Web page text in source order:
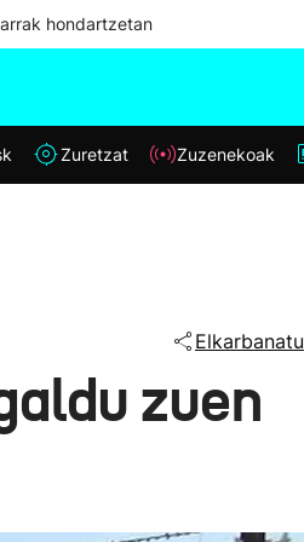
hondartzetan
Zuretzat Zuzenekoak
Elkarbanatu
zuen